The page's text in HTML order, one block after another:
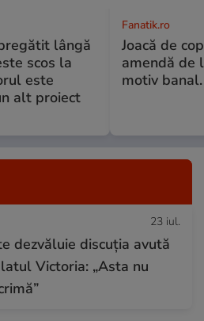
lângă
scos la
este
alt proiect
Fanatik.ro
Joacă de
amendă de
motiv
23 iul.
dezvăluie discuția avută
Victoria: „Asta nu